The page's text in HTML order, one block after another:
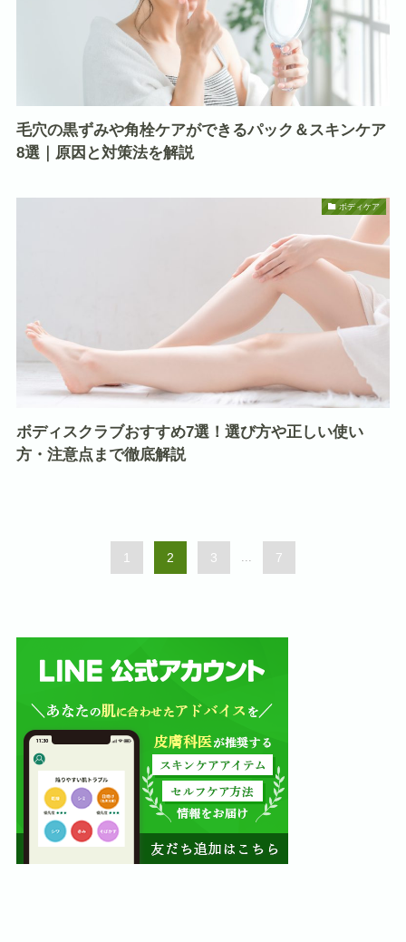
毛穴の黒ずみや角栓ケアができるパック＆スキンケア
8選｜原因と対策法を解説
ボディケア
ボディスクラブおすすめ7選！選び方や正しい使い
方・注意点まで徹底解説
1 2 3 7